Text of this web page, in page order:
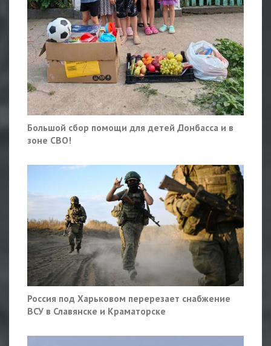
Большой сбор помощи для детей Донбасса и в
зоне СВО!
Россия под Харьковом перерезает снабжение
ВСУ в Славянске и Краматорске